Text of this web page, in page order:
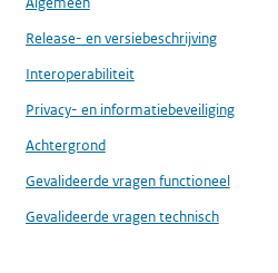
Release- en versiebeschrijving
Interoperabiliteit
Privacy- en informatiebeveiliging
Achtergrond
Gevalideerde vragen functioneel
Gevalideerde vragen technisch